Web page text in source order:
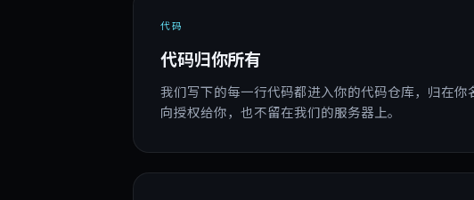
代码
代码归你所有
我们写下的每一行代码都进入你的代码仓库，归在
向授权给你，也不留在我们的服务器上。